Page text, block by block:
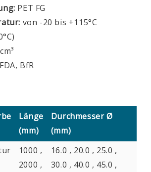
PET FG
von -20 bis +115°C
FDA, BfR
Länge
(mm)
Durchmesser Ø
(mm)
1000 ,
2000 ,
16.0 , 20.0 , 25.0 ,
30.0 , 40.0 , 45.0 ,